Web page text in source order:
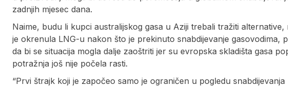
zadnjih mjesec dana.
Naime, budu li kupci australijskog gasa u Aziji trebali tražiti
je okrenula LNG-u nakon što je prekinuto snabdijevanje gasovodima,
da bi se situacija mogla dalje zaoštriti jer su evropska skladišta gasa
potražnja još nije počela rasti.
“Prvi štrajk koji je započeo samo je ograničen u pogledu